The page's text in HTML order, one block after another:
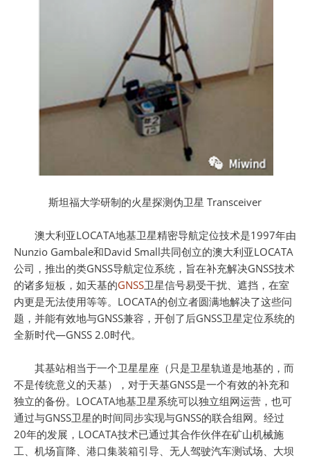
斯坦福大学研制的火星探测伪卫星 Transceiver
澳大利亚LOCATA地基卫星精密导航定位技术是1997年由
Nunzio Gambale和David Small共同创立的澳大利亚LOCATA
公司，推出的类GNSS导航定位系统，旨在补充解决GNSS技术
的诸多短板，如天基的GNSS卫星信号易受干扰、遮挡，在室
内更是无法使用等等。LOCATA的创立者圆满地解决了这些问
题，并能有效地与GNSS兼容，开创了后GNSS卫星定位系统的
全新时代—GNSS 2.0时代。
其基站相当于一个卫星星座（只是卫星轨道是地基的，而
不是传统意义的天基），对于天基GNSS是一个有效的补充和
独立的备份。LOCATA地基卫星系统可以独立组网运营，也可
通过与GNSS卫星的时间同步实现与GNSS的联合组网。经过
20年的发展，LOCATA技术已通过其合作伙伴在矿山机械施
工、机场盲降、港口集装箱引导、无人驾驶汽车测试场、大坝